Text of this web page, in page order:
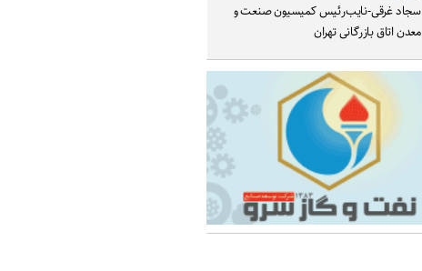
سجاد غرقی-نایب‌رئیس کمیسیون صنعت و
معدن اتاق بازرگانی تهران